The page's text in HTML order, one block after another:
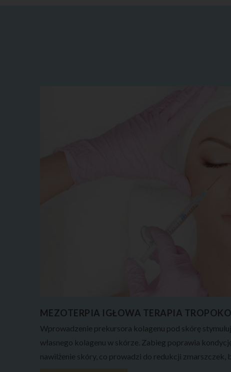
MEZOTERPIA IGŁOWA TERAPIA
Wprowadzenie prekursora kolagenu pod skórę
własnego kolagenu w skórze. Zabieg poprawia
nawilżenie skóry, co prowadzi do redukcji zmarszczek,